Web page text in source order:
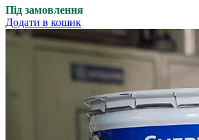
Під замовлення
Додати в кошик